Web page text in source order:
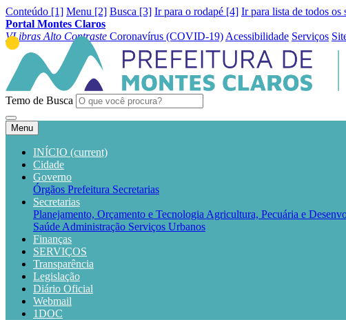
Conteúdo [1] Menu [2] Busca [3] Ir para o rodapé [4] Ir para lista de todos os
Portal Montes Claros
VLibras Alto Contraste Coronavírus (COVID-19) Acessibilidade Serviços
Temo de Busca
Menu
INÍCIO (current)
Cidade
Governo
Órgãos Prefeitura Secretarias
Secretarias
Planejamento, Orçamento e Tecnologia Agricultura, Pecuária e
Saúde Administração Serviços Urbanos
Finanças
SERVIÇOS
Transparência
Legislação
Diário Oficial
Webmail
1DOC